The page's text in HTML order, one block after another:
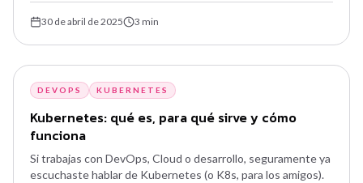
distribuidos introduce nuevos desafíos, especialmente en
disaster recovery.
30 de abril de 2025 3 min
DEVOPS KUBERNETES
Kubernetes: qué es, para qué sirve y cómo
funciona
Si trabajas con DevOps, Cloud o desarrollo, seguramente ya
escuchaste hablar de Kubernetes (o K8s, para los amigos).